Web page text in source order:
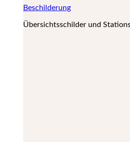
Beschilderung
Übersichtsschilder und